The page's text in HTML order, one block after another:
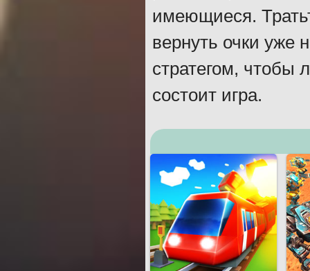
имеющиеся.
вернуть очки уже
стратегом, чтобы
состоит игра.